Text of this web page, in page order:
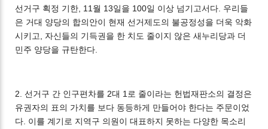
선거구 획정 기한, 11월 13일을 100일 이상 넘기고서다. 우리들
은 거대 양당의 합의안이 현재 선거제도의 불공정성을 더욱 악화
시키고, 자신들의 기득권을 한 치도 줄이지 않은 새누리당과 더
민주 양당을 규탄한다.
2. 선거구 간 인구편차를 2대 1로 줄이라는 헌법재판소의 결정은
유권자의 표의 가치를 보다 동등하게 만들어야 한다는 주문이었
다. 이를 계기로 지역구 의원이 대표하지 못하는 다양한 목소리